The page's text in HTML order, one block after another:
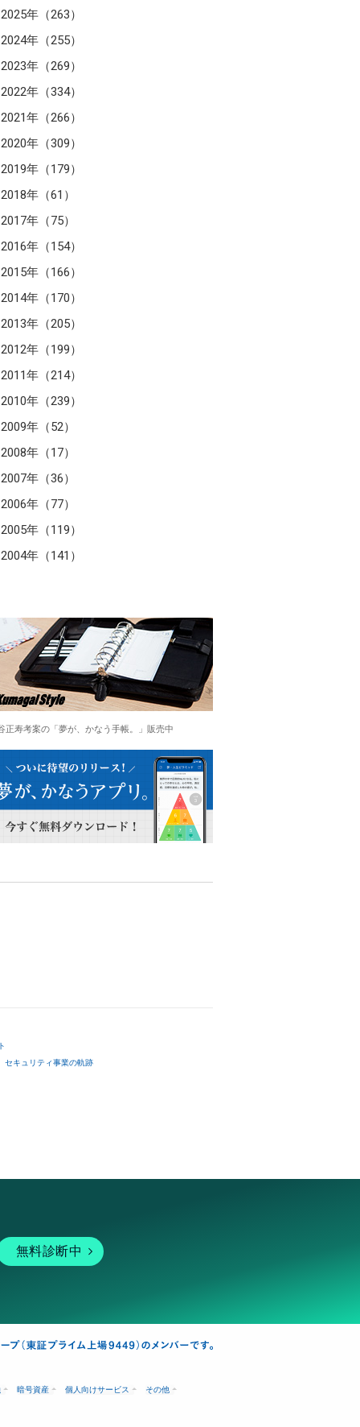
2025年（263）
2024年（255）
2023年（269）
2022年（334）
2021年（266）
2020年（309）
2019年（179）
2018年（61）
2017年（75）
2016年（154）
2015年（166）
2014年（170）
2013年（205）
2012年（199）
2011年（214）
2010年（239）
2009年（52）
2008年（17）
2007年（36）
2006年（77）
2005年（119）
2004年（141）
正寿考案の「夢が、かなう手帳。」販売中
セキュリティ事業の軌跡
無料診断中
暗号資産 個人向けサービス その他